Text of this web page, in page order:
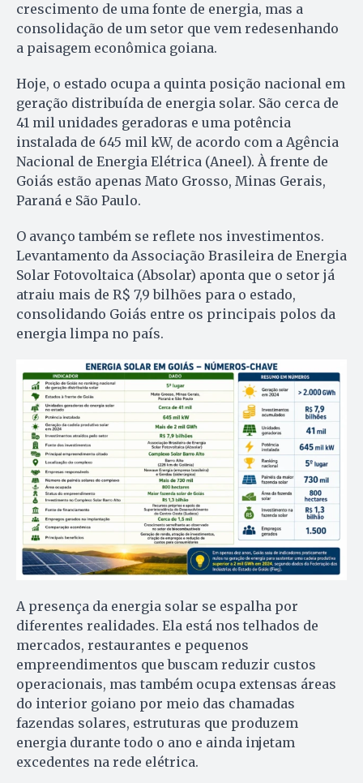
crescimento de uma fonte de energia, mas a
consolidação de um setor que vem redesenhando
a paisagem econômica goiana.
Hoje, o estado ocupa a quinta posição nacional em
geração distribuída de energia solar. São cerca de
41 mil unidades geradoras e uma potência
instalada de 645 mil kW, de acordo com a Agência
Nacional de Energia Elétrica (Aneel). À frente de
Goiás estão apenas Mato Grosso, Minas Gerais,
Paraná e São Paulo.
O avanço também se reflete nos investimentos.
Levantamento da Associação Brasileira de Energia
Solar Fotovoltaica (Absolar) aponta que o setor já
atraiu mais de R$ 7,9 bilhões para o estado,
consolidando Goiás entre os principais polos da
energia limpa no país.
A presença da energia solar se espalha por
diferentes realidades. Ela está nos telhados de
mercados, restaurantes e pequenos
empreendimentos que buscam reduzir custos
operacionais, mas também ocupa extensas áreas
do interior goiano por meio das chamadas
fazendas solares, estruturas que produzem
energia durante todo o ano e ainda injetam
excedentes na rede elétrica.